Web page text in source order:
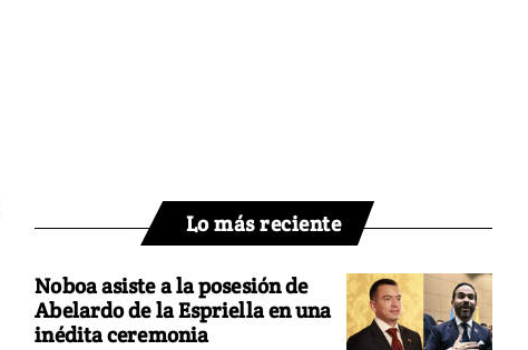
Lo más reciente
Noboa asiste a la posesión de
Abelardo de la Espriella en una
inédita ceremonia